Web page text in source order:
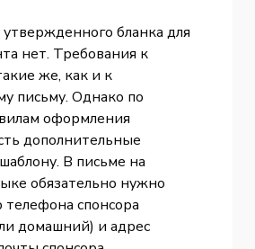
бланка для
нет. Требования к
же, как и к
письму. Однако по
оформления
дополнительные
В письме на
обязательно нужно
телефона спонсора
домашний) и адрес